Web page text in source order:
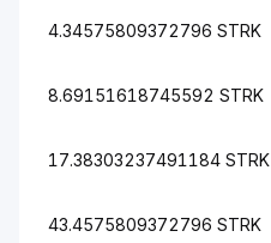
4.34575809372796 STRK
8.69151618745592 STRK
17.38303237491184 STRK
43.4575809372796 STRK